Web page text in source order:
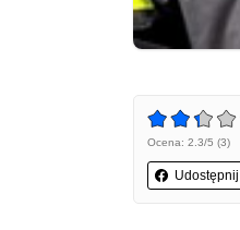
Ocena: 2.3/5 (3)
Udostępnij